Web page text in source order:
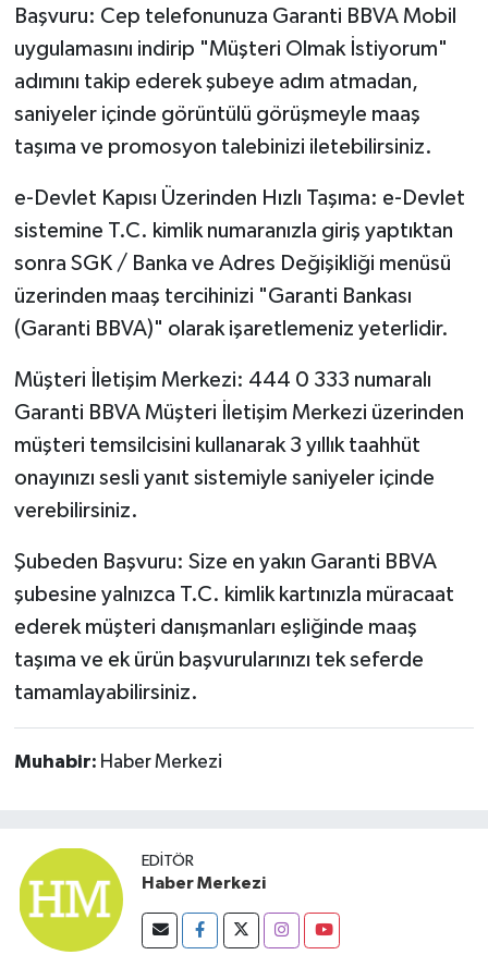
Başvuru: Cep telefonunuza Garanti BBVA Mobil
uygulamasını indirip "Müşteri Olmak İstiyorum"
adımını takip ederek şubeye adım atmadan,
saniyeler içinde görüntülü görüşmeyle maaş
taşıma ve promosyon talebinizi iletebilirsiniz.
e-Devlet Kapısı Üzerinden Hızlı Taşıma: e-Devlet
sistemine T.C. kimlik numaranızla giriş yaptıktan
sonra SGK / Banka ve Adres Değişikliği menüsü
üzerinden maaş tercihinizi "Garanti Bankası
(Garanti BBVA)" olarak işaretlemeniz yeterlidir.
Müşteri İletişim Merkezi: 444 0 333 numaralı
Garanti BBVA Müşteri İletişim Merkezi üzerinden
müşteri temsilcisini kullanarak 3 yıllık taahhüt
onayınızı sesli yanıt sistemiyle saniyeler içinde
verebilirsiniz.
Şubeden Başvuru: Size en yakın Garanti BBVA
şubesine yalnızca T.C. kimlik kartınızla müracaat
ederek müşteri danışmanları eşliğinde maaş
taşıma ve ek ürün başvurularınızı tek seferde
tamamlayabilirsiniz.
Muhabir: Haber Merkezi
EDITÖR
Haber Merkezi